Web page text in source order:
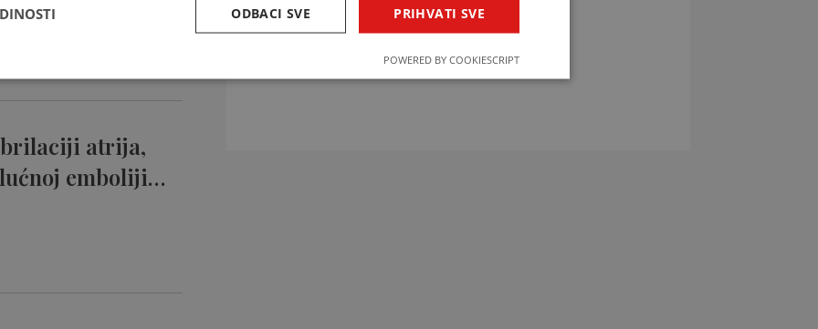
atrija,
emboliji…
INTERAKCIJE LIJEKOVA
Provjerite interakcije lijekova u svega par klikova!
PRIHVATI SVE
ODBACI SVE
POWERED BY COOKIESCRIPT